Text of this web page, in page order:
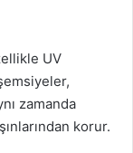
UV
zamanda
korur.